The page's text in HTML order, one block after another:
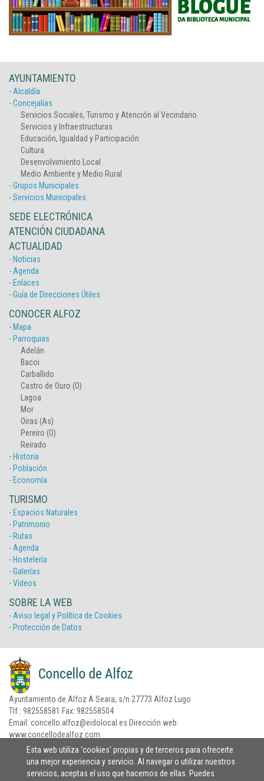
Esta web utiliza 'cookies' propias y de terceros para ofrecerte
una mejor experiencia y servicio. Al navegar o utilizar nuestros
servicios, aceptas el uso que hacemos de ellas. Puedes
AYUNTAMIENTO
- Alcaldía
- Concejalías
Servicios Sociales, Turismo y Atención al Vecindario.
Servicios y Infraestructuras
Educación, Igualdad y Participación
Cultura
Desenvolvimiento Local
Medio Ambiente y Medio Rural
- Grupos Municipales
- Servicios Municipales
SEDE ELECTRÓNICA
ATENCIÓN CIUDADANA
ACTUALIDAD
- Noticias
- Agenda
- Enlaces
- Guía de Direcciones Útiles
CONOCER ALFOZ
- Mapa
- Parroquias
Adelán
Bacoi
Carballido
Castro de Ouro (O)
Lagoa
Mor
Oiras (As)
Pereiro (O)
Reirado
- Historia
- Población
- Economía
TURISMO
- Espacios Naturales
- Patrimonio
- Rutas
- Agenda
- Hostelería
- Galerías
- Vídeos
SOBRE LA WEB
- Aviso legal y Política de Cookies
- Protección de Datos
Ayuntamiento de Alfoz A Seara, s/n 27773 Alfoz Lugo
Tlf.: 982558581 Fax: 982558504
Email: concello.alfoz@eidolocal.es Dirección web:
www.concellodealfoz.com
Prodesin.com